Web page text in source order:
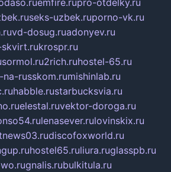
emfire.rupro-otdelky.ru
seks-uzbek.ruporno-vk.ru
vd-dosug.ruadonyev.ru
krospr.ru
sormol.ru2rich.ruhostel-65.ru
russkom.rumishinlab.ru
habble.rustarbucksvia.ru
elestal.ruvektor-doroga.ru
lenasever.rulovinskix.ru
discofoxworld.ru
hostel65.ruliura.ruglasspb.ru
gnalis.rubulkitula.ru